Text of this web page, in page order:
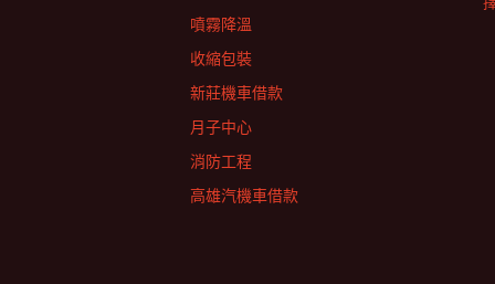
噴霧降溫
收縮包裝
新莊機車借款
月子中心
消防工程
高雄汽機車借款